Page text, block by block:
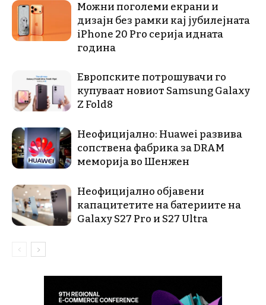
Можни поголеми екрани и
дизајн без рамки кај јубилејната
iPhone 20 Pro серија идната
година
Европските потрошувачи го
купуваат новиот Samsung Galaxy
Z Fold8
Неофицијално: Huawei развива
сопствена фабрика за DRAM
меморија во Шенжен
Неофицијално објавени
капацитетите на батериите на
Galaxy S27 Pro и S27 Ultra